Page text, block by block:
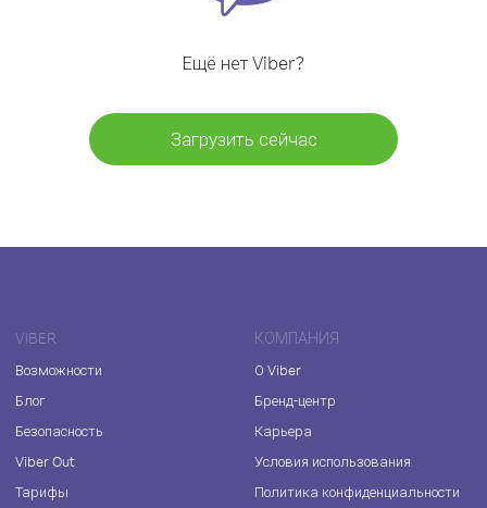
Ещё нет Viber?
Загрузить сейчас
VIBER
Возможности
Блог
Безопасность
Viber Out
Тарифы
КОМПАНИЯ
О Viber
Бренд-центр
Карьера
Условия использования
Политика конфиденциальности